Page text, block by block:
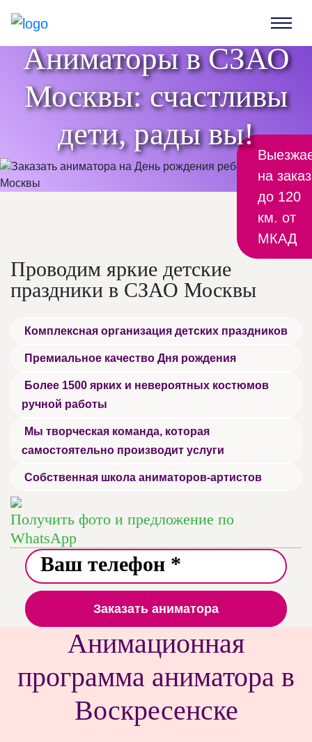
Аниматоры в СЗАО
Москвы: счастливы
дети, рады вы!
на заказ
до 120
км. от
МКАД
Проводим яркие детские
праздники в СЗАО Москвы
Комплексная организация детских праздников
Премиальное качество Дня рождения
Более 1500 ярких и невероятных костюмов
ручной работы
Мы творческая команда, которая
самостоятельно производит услуги
Собственная школа аниматоров-артистов
Получить фото и предложение по
WhatsApp
Заказать аниматора
Анимационная
программа аниматора в
Воскресенске